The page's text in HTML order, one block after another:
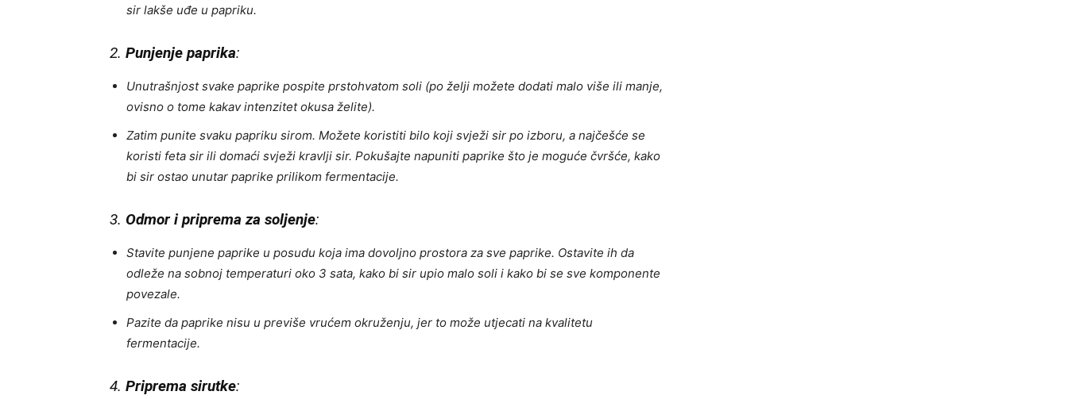
sir lakše uđe u papriku.
2. Punjenje paprika:
Unutrašnjost svake paprike pospite prstohvatom soli (po želji možete dodati malo više ili manje,
ovisno o tome kakav intenzitet okusa želite).
Zatim punite svaku papriku sirom. Možete koristiti bilo koji svježi sir po izboru, a najčešće se
koristi feta sir ili domaći svježi kravlji sir. Pokušajte napuniti paprike što je moguće čvršće, kako
bi sir ostao unutar paprike prilikom fermentacije.
3. Odmor i priprema za soljenje:
Stavite punjene paprike u posudu koja ima dovoljno prostora za sve paprike. Ostavite ih da
odleže na sobnoj temperaturi oko 3 sata, kako bi sir upio malo soli i kako bi se sve komponente
povezale.
Pazite da paprike nisu u previše vrućem okruženju, jer to može utjecati na kvalitetu
fermentacije.
4. Priprema sirutke: